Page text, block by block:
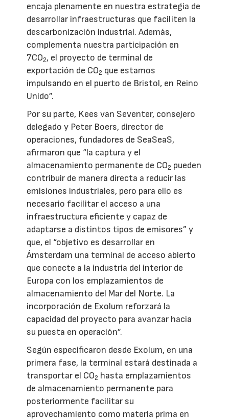
encaja plenamente en nuestra estrategia de
desarrollar infraestructuras que faciliten la
descarbonización industrial. Además,
complementa nuestra participación en
7CO2, el proyecto de terminal de
exportación de CO2 que estamos
impulsando en el puerto de Bristol, en Reino
Unido”.
Por su parte, Kees van Seventer, consejero
delegado y Peter Boers, director de
operaciones, fundadores de SeaSeaS,
afirmaron que “la captura y el
almacenamiento permanente de CO2 pueden
contribuir de manera directa a reducir las
emisiones industriales, pero para ello es
necesario facilitar el acceso a una
infraestructura eficiente y capaz de
adaptarse a distintos tipos de emisores” y
que, el “objetivo es desarrollar en
Ámsterdam una terminal de acceso abierto
que conecte a la industria del interior de
Europa con los emplazamientos de
almacenamiento del Mar del Norte. La
incorporación de Exolum reforzará la
capacidad del proyecto para avanzar hacia
su puesta en operación”.
Según especificaron desde Exolum, en una
primera fase, la terminal estará destinada a
transportar el CO2 hasta emplazamientos
de almacenamiento permanente para
posteriormente facilitar su
aprovechamiento como materia prima en